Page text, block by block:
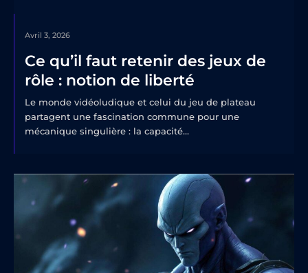
Avril 3, 2026
Ce qu’il faut retenir des jeux de
rôle : notion de liberté
Le monde vidéoludique et celui du jeu de plateau
partagent une fascination commune pour une
mécanique singulière : la capacité...